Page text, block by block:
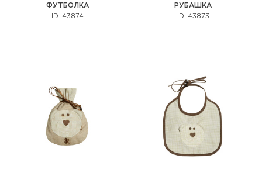
ФУТБОЛКА
ID: 43874
РУБАШКА
ID: 43873